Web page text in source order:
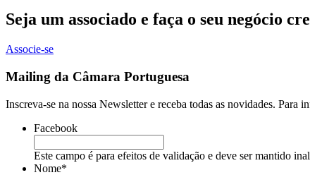
Seja um associado e faça o seu negócio
Associe-se
Mailing da Câmara Portuguesa
Inscreva-se na nossa Newsletter e receba todas as novidades. Para
Facebook
Este campo é para efeitos de validação e deve ser mantido
Nome*